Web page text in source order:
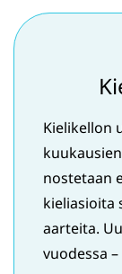
Kielikellon
nostetaan
kieliasioita
aarteita.
vuodessa